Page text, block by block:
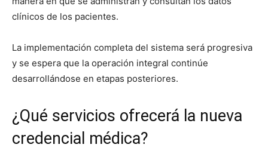
clínicos de los pacientes.
La implementación completa del sistema será progresiva
y se espera que la operación integral continúe
desarrollándose en etapas posteriores.
¿Qué servicios ofrecerá la nueva
credencial médica?